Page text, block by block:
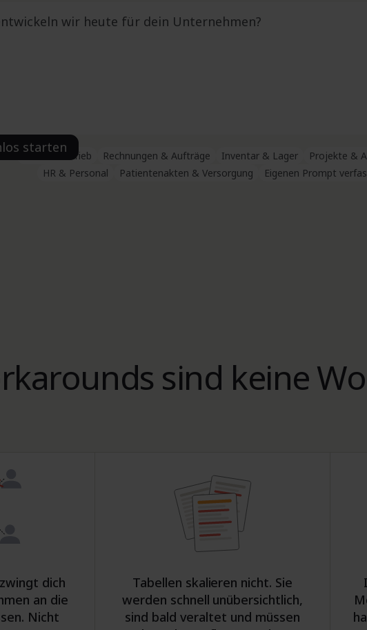
CRM & Vertrieb Rechnungen & Aufträge Inventar & Lager
Projekte &
HR & Personal
Patientenakten & Versorgung Eigenen Prompt
sind keine
dich
an die
Nicht
Tabellen skalieren nicht. Sie
werden schnell unübersichtlich,
sind bald veraltet und müssen